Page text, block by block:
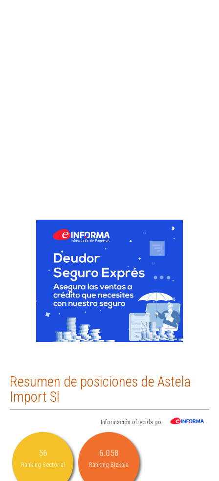
Resumen de posiciones de Astela
Import Sl
Información ofrecida por
56
Ranking Sectorial
6.058
Ranking Bizkaia